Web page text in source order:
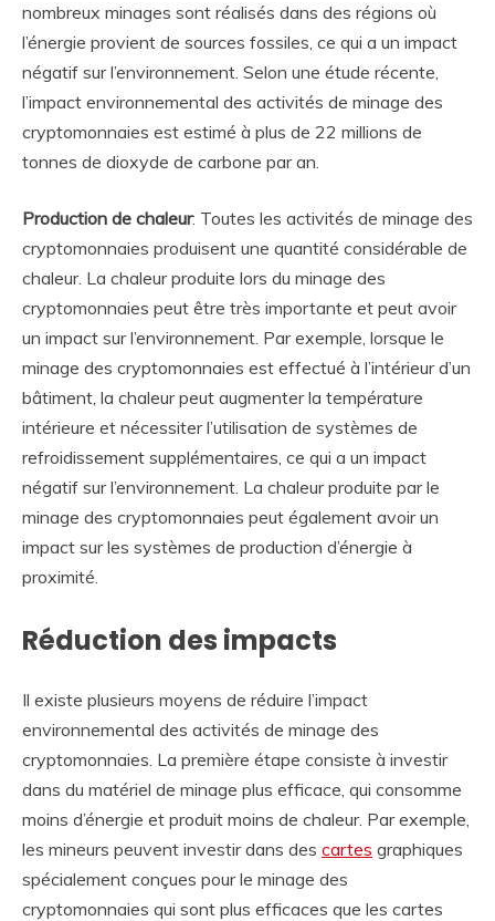
nombreux minages sont réalisés dans des régions où
l’énergie provient de sources fossiles, ce qui a un impact
négatif sur l’environnement. Selon une étude récente,
l’impact environnemental des activités de minage des
cryptomonnaies est estimé à plus de 22 millions de
tonnes de dioxyde de carbone par an.
Production de chaleur: Toutes les activités de minage des
cryptomonnaies produisent une quantité considérable de
chaleur. La chaleur produite lors du minage des
cryptomonnaies peut être très importante et peut avoir
un impact sur l’environnement. Par exemple, lorsque le
minage des cryptomonnaies est effectué à l’intérieur d’un
bâtiment, la chaleur peut augmenter la température
intérieure et nécessiter l’utilisation de systèmes de
refroidissement supplémentaires, ce qui a un impact
négatif sur l’environnement. La chaleur produite par le
minage des cryptomonnaies peut également avoir un
impact sur les systèmes de production d’énergie à
proximité.
Réduction des impacts
Il existe plusieurs moyens de réduire l’impact
environnemental des activités de minage des
cryptomonnaies. La première étape consiste à investir
dans du matériel de minage plus efficace, qui consomme
moins d’énergie et produit moins de chaleur. Par exemple,
les mineurs peuvent investir dans des cartes graphiques
spécialement conçues pour le minage des
cryptomonnaies qui sont plus efficaces que les cartes